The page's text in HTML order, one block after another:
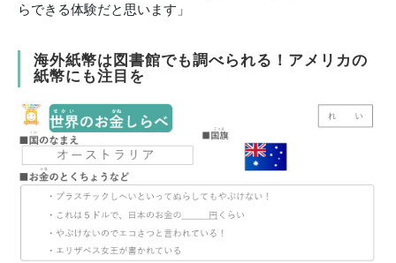
らできる体験だと思います」
海外紙幣は図書館でも調べられる！アメリカの
紙幣にも注目を